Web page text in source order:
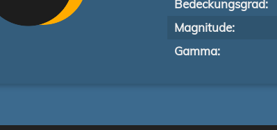
Bedeckungsgrad:
Magnitude:
Gamma: